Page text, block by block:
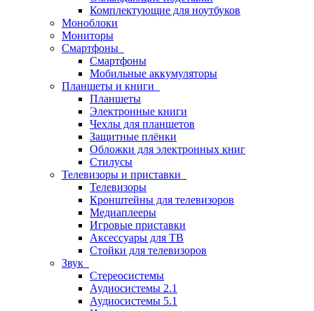
Комплектующие для ноутбуков
Моноблоки
Мониторы
Смартфоны
Смартфоны
Мобильные аккумуляторы
Планшеты и книги
Планшеты
Электронные книги
Чехлы для планшетов
Защитные плёнки
Обложки для электронных книг
Стилусы
Телевизоры и приставки
Телевизоры
Кронштейны для телевизоров
Медиаплееры
Игровые приставки
Аксессуары для ТВ
Стойки для телевизоров
Звук
Стереосистемы
Аудиосистемы 2.1
Аудиосистемы 5.1